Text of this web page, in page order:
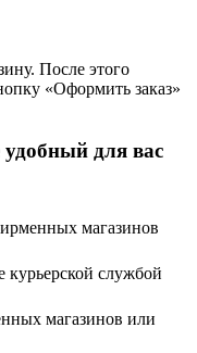
После этого
«Оформить заказ»
для вас
магазинов
службой
магазинов или